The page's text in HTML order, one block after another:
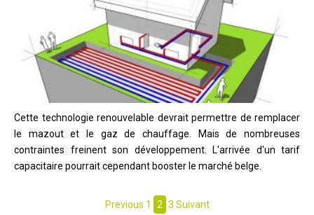
Cette technologie renouvelable devrait permettre de remplacer
le mazout et le gaz de chauffage. Mais de nombreuses
contraintes freinent son développement. L'arrivée d'un tarif
capacitaire pourrait cependant booster le marché belge.
Pagination
Previous 1 2 3 Suivant